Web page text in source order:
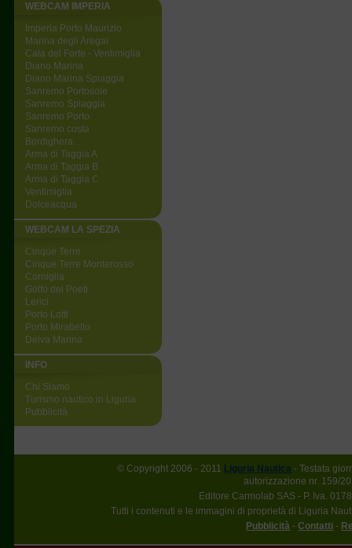
WEBCAM IMPERIA
Imperia Porto Maurizio
Marina degli Aregai
Cala del Forte - Ventimiglia
Diano Marina
Diano Marina Spiaggia
Sanremo Portosole
Sanremo Spiaggia
Sanremo Porto
Sanremo costa
Bordighera
Arma di Taggia A
Arma di Taggia B
Arma di Taggia C
Ventimiglia
Dolceacqua
WEBCAM LA SPEZIA
Cinque Terre
Cinque Terre Monterosso
Corniglia
Golfo dei Poeti
Lerici
Porto Lotti
Porto Mirabello
Deiva Marina
INFO
Chi Siamo
Turismo nautico in Liguria
Pubblicità
© Copyright 2006 - 2011 Liguria Nautica - Testata
autorizzazione nr. 159/
Editore Carmolab SAS - P. Iva.
Tutti i contenuti e le immagini di proprietà di Liguria
Pubblicità -Contatti -